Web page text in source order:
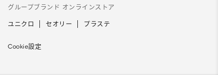
グループブランド オンラインストア
ユニクロ セオリー プラステ
Cookie設定